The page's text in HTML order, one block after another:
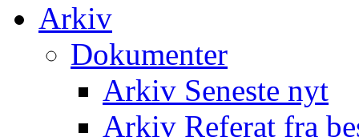
Arkiv
Dokumenter
Arkiv Seneste nyt
Arkiv Referat fra